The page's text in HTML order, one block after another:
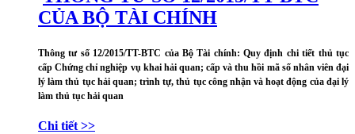
CỦA BỘ TÀI CHÍNH
Thông tư số 12/2015/TT-BTC của Bộ Tài chính: Quy định chi tiết thủ tục
cấp Chứng chỉ nghiệp vụ khai hải quan; cấp và thu hồi mã số nhân viên đại
lý làm thủ tục hải quan; trình tự, thủ tục công nhận và hoạt động của đại lý
làm thủ tục hải quan
Chi tiết >>